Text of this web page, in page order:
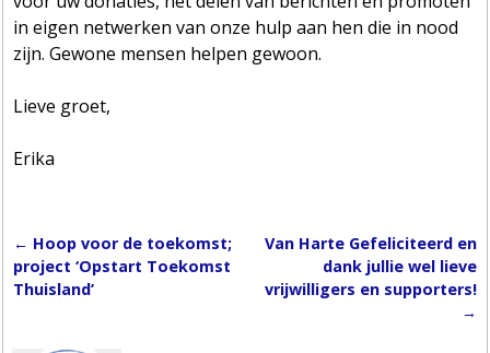
in eigen netwerken van onze hulp aan hen die in nood
zijn. Gewone mensen helpen gewoon.
Lieve groet,
Erika
Post navigation
← Hoop voor de toekomst;
project ‘Opstart Toekomst
Thuisland’
Van Harte Gefeliciteerd en
dank jullie wel lieve
vrijwilligers en supporters!
→